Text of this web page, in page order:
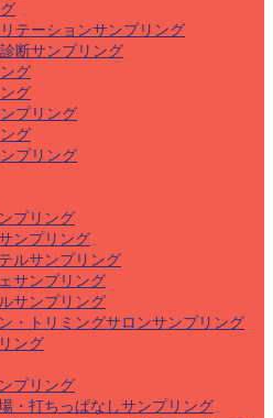
テーションサンプリング
断サンプリング
グ
グ
プリング
グ
プリング
プリング
ンプリング
ルサンプリング
サンプリング
サンプリング
・トリミングサロンサンプリング
ング
プリング
・打ちっぱなしサンプリング